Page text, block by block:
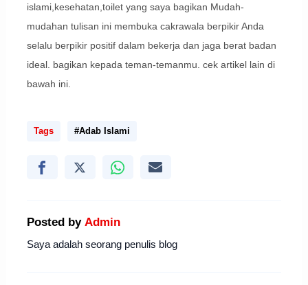
islami,kesehatan,toilet yang saya bagikan Mudah-
mudahan tulisan ini membuka cakrawala berpikir Anda
selalu berpikir positif dalam bekerja dan jaga berat badan
ideal. bagikan kepada teman-temanmu. cek artikel lain di
bawah ini.
Tags #Adab Islami
Posted by Admin
Saya adalah seorang penulis blog